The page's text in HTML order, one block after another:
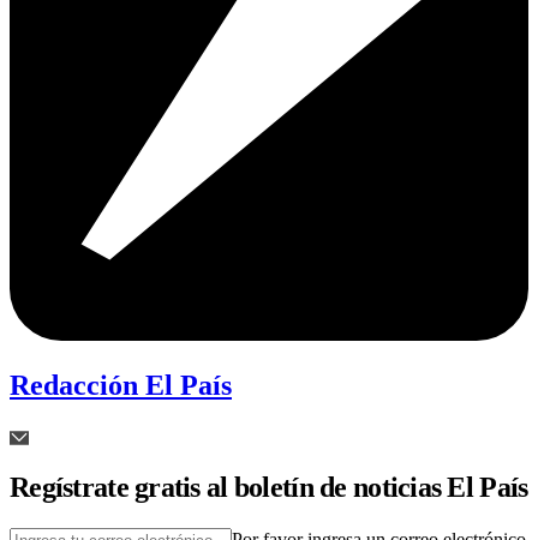
Redacción El País
Regístrate gratis al boletín de noticias El País